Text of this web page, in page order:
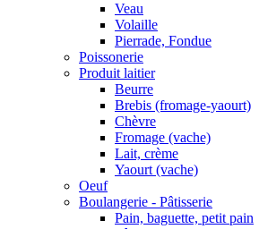
Veau
Volaille
Pierrade, Fondue
Poissonerie
Produit laitier
Beurre
Brebis (fromage-yaourt)
Chèvre
Fromage (vache)
Lait, crème
Yaourt (vache)
Oeuf
Boulangerie - Pâtisserie
Pain, baguette, petit pain